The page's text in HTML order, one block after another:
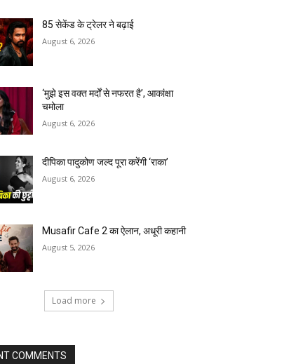
85 सेकेंड के ट्रेलर ने बढ़ाई
August 6, 2026
‘मुझे इस वक्त मर्दों से नफरत है’, आकांक्षा
चमोला
August 6, 2026
दीपिका पादुकोण जल्द पूरा करेंगी ‘राका’
August 6, 2026
Musafir Cafe 2 का ऐलान, अधूरी कहानी
August 5, 2026
Load more
COMMENTS